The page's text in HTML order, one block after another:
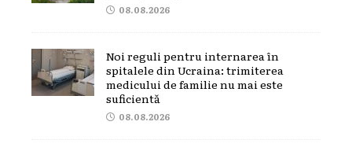
08.08.2026
Noi reguli pentru internarea în
spitalele din Ucraina: trimiterea
medicului de familie nu mai este
suficientă
08.08.2026